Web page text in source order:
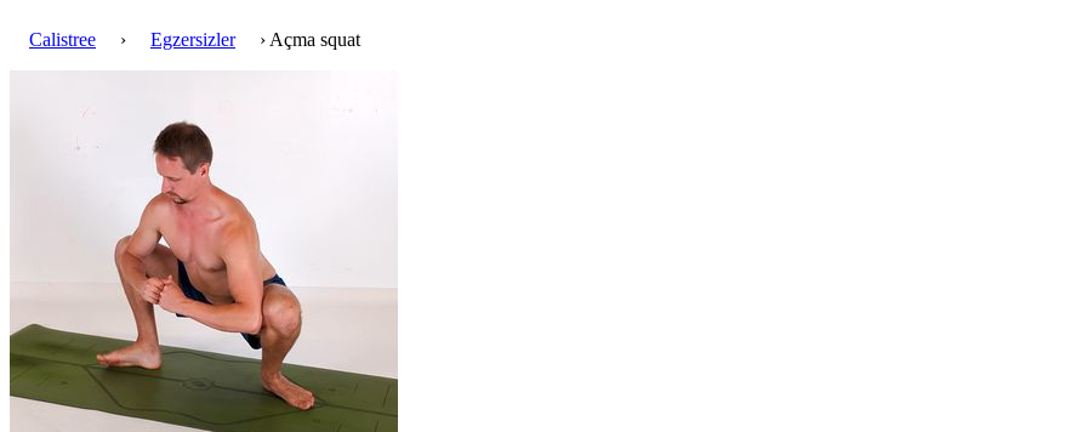
Calistree › Egzersizler › Açma squat